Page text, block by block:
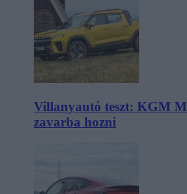
Villanyautó teszt: KGM
zavarba hozni